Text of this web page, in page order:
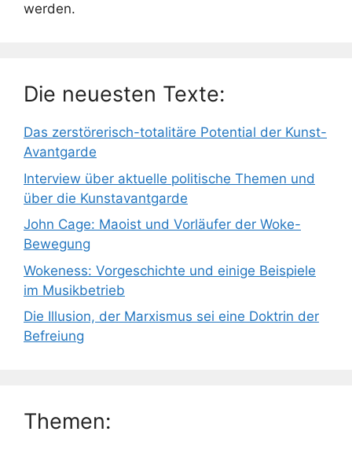
werden.
Die neuesten Texte:
Das zerstörerisch-totalitäre Potential der Kunst-
Avantgarde
Interview über aktuelle politische Themen und
über die Kunstavantgarde
John Cage: Maoist und Vorläufer der Woke-
Bewegung
Wokeness: Vorgeschichte und einige Beispiele
im Musikbetrieb
Die Illusion, der Marxismus sei eine Doktrin der
Befreiung
Themen: